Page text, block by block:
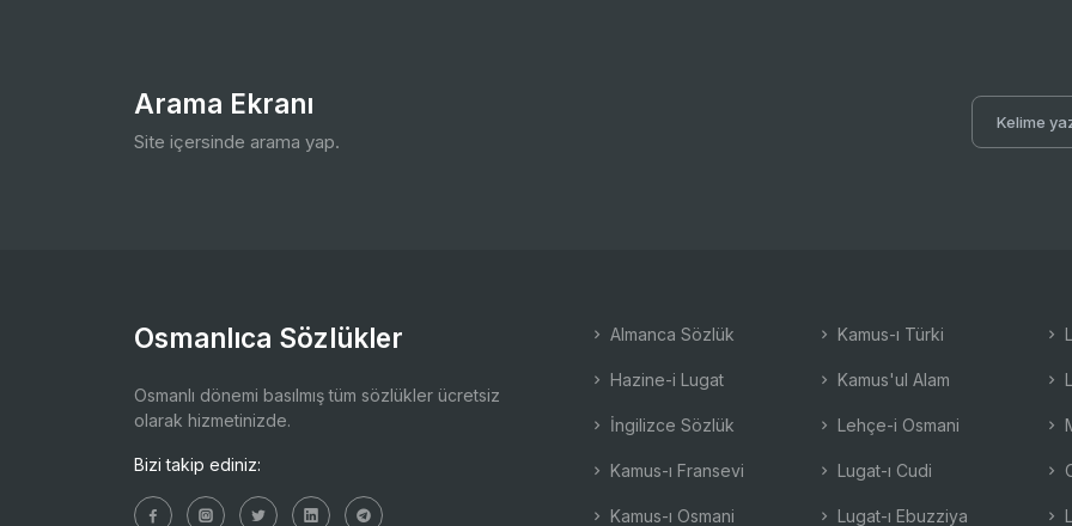
Arama Ekranı
Site içersinde arama yap.
Osmanlıca Sözlükler
Osmanlı dönemi basılmış tüm sözlükler ücretsiz
olarak hizmetinizde.
Bizi takip ediniz:
Almanca Sözlük
Hazine-i Lugat
İngilizce Sözlük
Kamus-ı Fransevi
Kamus-ı Osmani
Kamus-ı Türki
Kamus'ul Alam
Lehçe-i Osmani
Lugat-ı Cudi
Lugat-ı Ebuzziya